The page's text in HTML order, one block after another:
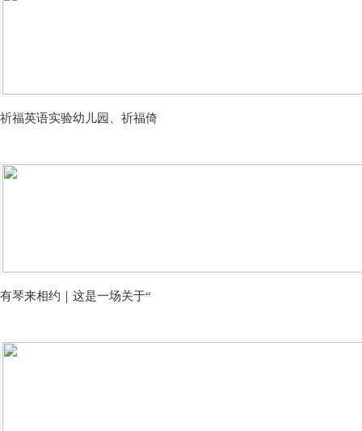
祈福英语实验幼儿园、祈福倚
有琴来相约｜这是一场关于“